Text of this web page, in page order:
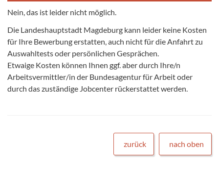
Nein, das ist leider nicht möglich.
Die Landeshauptstadt Magdeburg kann leider keine Kosten
für Ihre Bewerbung erstatten, auch nicht für die Anfahrt zu
Auswahltests oder persönlichen Gesprächen.
Etwaige Kosten können Ihnen ggf. aber durch Ihre/n
Arbeitsvermittler/in der Bundesagentur für Arbeit oder
durch das zuständige Jobcenter rückerstattet werden.
zurück nach oben